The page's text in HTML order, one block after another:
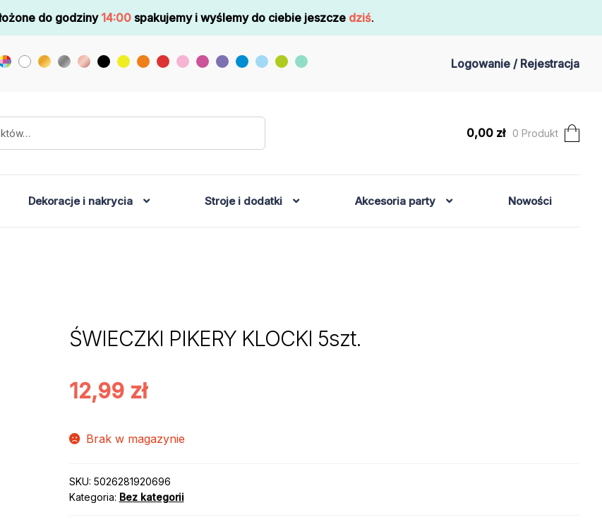
do godziny 14:00 spakujemy i wyślemy do ciebie jeszcze dziś.
Logowanie / Rejestracja
0,00 zł 0 Produkt
Dekoracje i nakrycia Stroje i dodatki Akcesoria party Nowości
ŚWIECZKI PIKERY KLOCKI 5szt.
12,99 zł
Brak w magazynie
SKU: 5026281920696
Kategoria: Bez kategorii